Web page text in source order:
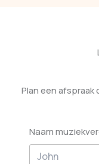
Plan een afspraak
Naam